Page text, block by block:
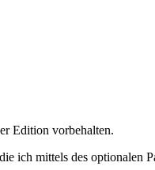
Edition vorbehalten.
ich mittels des optionalen